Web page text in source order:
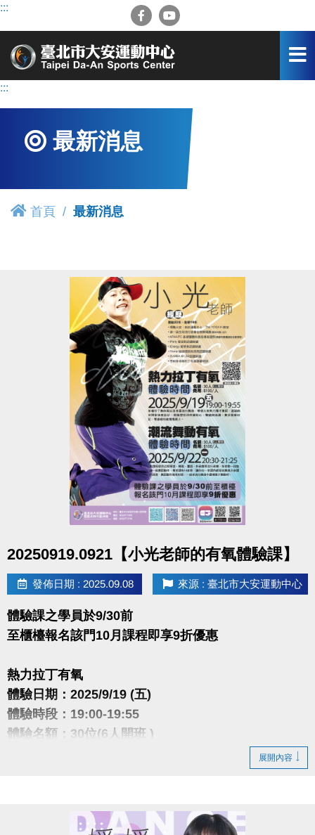
跳
容
:::
:::
最新消息
首頁 最新消息
20250919.0921【小光老師的有氧體驗課】
發佈日期 : 2025.09.08 來源 : 臺北市大安運動中心
體驗課之學員於9/30前
至櫃檯報名該門10月課程即享9折優惠
熱力拉丁有氧
體驗日期：2025/9/19 (五)
體驗時段：19:00-19:55
體驗名額：30位(6人開班 )
各種拉丁舞曲風以及各國流行舞曲，帶領大家熱力揮
透過曲目間歇強度設計，燃脂塑形同時練核心、臀腿
展開內容